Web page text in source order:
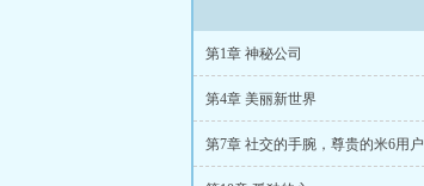
第1章 神秘公司
第4章 美丽新世界
第7章 社交的手腕，尊贵的米6用户